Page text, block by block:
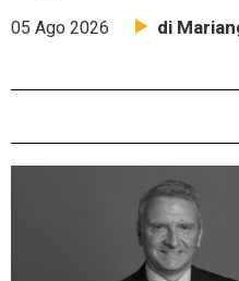
05 Ago 2026 di